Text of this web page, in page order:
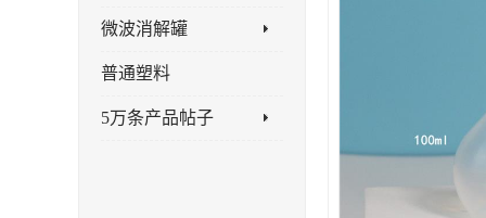
微波消解罐
普通塑料
5万条产品帖子